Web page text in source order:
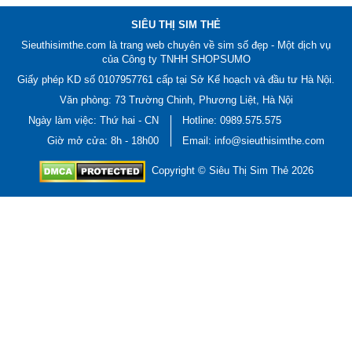
SIÊU THỊ SIM THẺ
Sieuthisimthe.com là trang web chuyên về sim số đẹp - Một dịch vụ
của Công ty TNHH SHOPSUMO
Giấy phép KD số 0107957761 cấp tại Sở Kế hoạch và đầu tư Hà Nội.
Văn phòng: 73 Trường Chinh, Phương Liệt, Hà Nội
Ngày làm việc: Thứ hai - CN
Giờ mở cửa: 8h - 18h00
Hotline: 0989.575.575
Email: info@sieuthisimthe.com
Copyright © Siêu Thị Sim Thẻ 2026